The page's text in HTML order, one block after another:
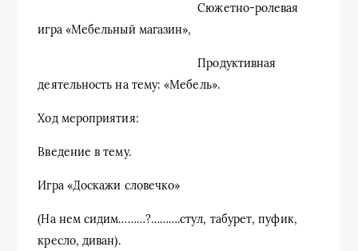
Сюжетно-ролевая
игра «Мебельный магазин»,
Продуктивная
деятельность на тему: «Мебель».
Ход мероприятия:
Введение в тему.
Игра «Доскажи словечко»
(На нем сидим………?……….стул, табурет, пуфик,
кресло, диван).